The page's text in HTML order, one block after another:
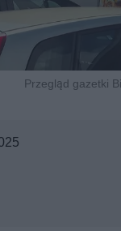
Przegląd gazetki